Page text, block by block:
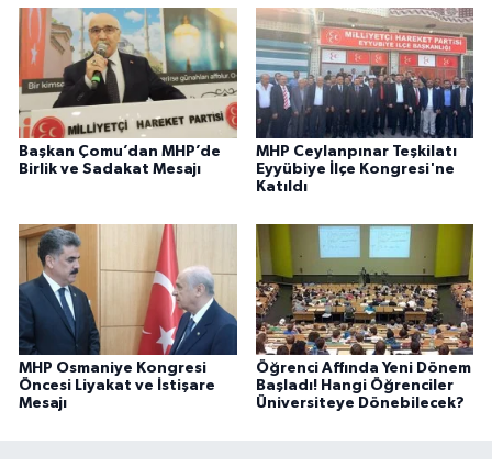
Başkan Çomu’dan MHP’de
Birlik ve Sadakat Mesajı
MHP Ceylanpınar Teşkilatı
Eyyübiye İlçe Kongresi'ne
Katıldı
MHP Osmaniye Kongresi
Öncesi Liyakat ve İstişare
Mesajı
Öğrenci Affında Yeni Dönem
Başladı! Hangi Öğrenciler
Üniversiteye Dönebilecek?